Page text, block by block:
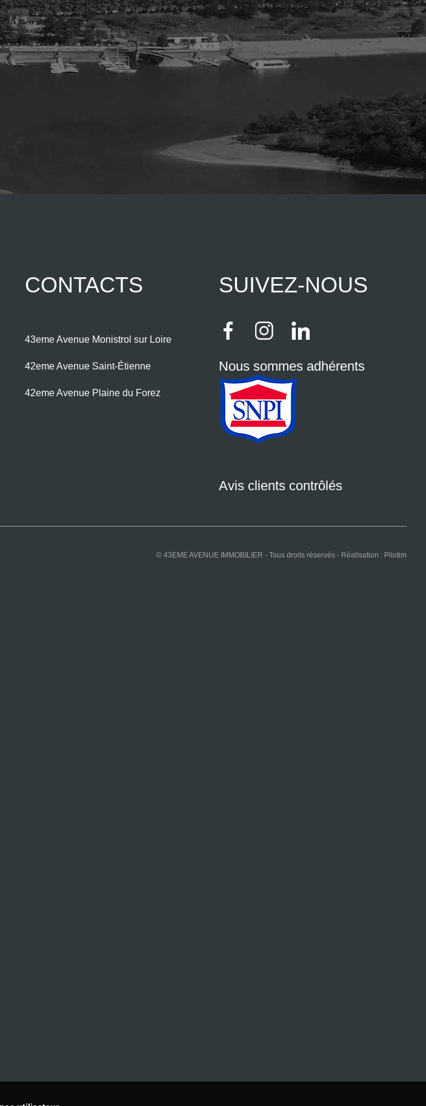
CONTACTS
43eme Avenue Monistrol sur Loire
42eme Avenue Saint-Étienne
42eme Avenue Plaine du Forez
SUIVEZ-NOUS
Nous sommes adhérents
Avis clients contrôlés
© 43EME AVENUE IMMOBILIER - Tous droits réservés - Réalisation : Pilotim